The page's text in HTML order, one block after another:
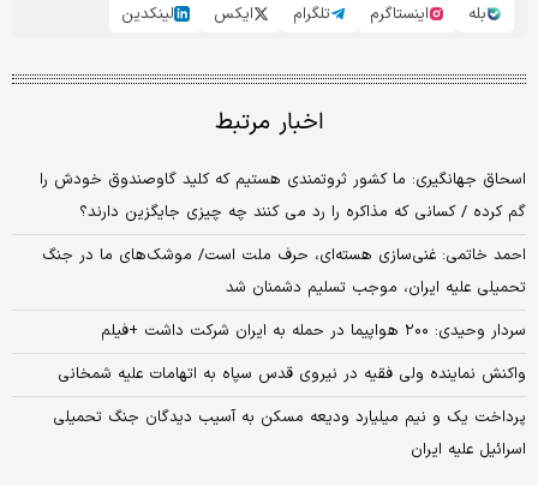
بله
اینستاگرم تلگرام ایکس لینکدین
اخبار مرتبط
اسحاق جهانگیری: ما کشور ثروتمندی هستیم که کلید گاوصندوق خودش را
گم کرده / کسانی که مذاکره را رد می کنند چه چیزی جایگزین دارند؟
احمد خاتمی: غنی‌سازی هسته‌ای، حرف ملت است/ موشک‌های ما در جنگ
تحمیلی علیه ایران، موجب تسلیم دشمنان شد
سردار وحیدی: ۲۰۰ هواپیما در حمله به ایران شرکت داشت +فیلم
واکنش نماینده ولی فقیه در نیروی قدس سپاه به اتهامات علیه شمخانی
پرداخت یک و نیم میلیارد ودیعه مسکن به آسیب دیدگان جنگ تحمیلی
اسرائیل علیه ایران